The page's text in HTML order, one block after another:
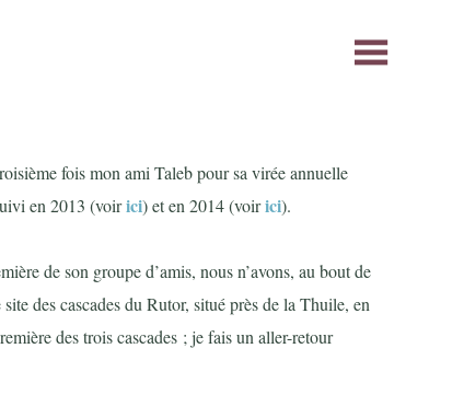
fois mon ami Taleb pour sa virée annuelle
en 2013 (voirici) et en 2014 (voirici).
de son groupe d’amis, nous n’avons, au bout de
des cascades du Rutor, situé près de la Thuile, en
des trois cascades ; je fais un aller-retour